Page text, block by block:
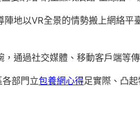
地以VR全景的情勢搬上網絡
通過社交媒體、移動客戶端等
部門立包養網心得足實際、凸